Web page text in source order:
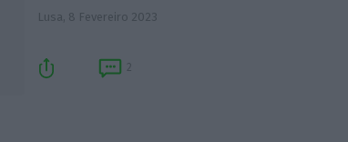
Lusa, 8 Fevereiro 2023
2